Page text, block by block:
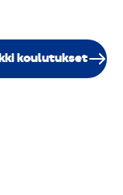
koulutukset